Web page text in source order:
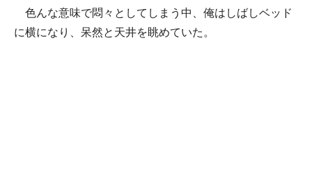
色んな意味で悶々としてしまう中、俺はしばしベッド
に横になり、呆然と天井を眺めていた。